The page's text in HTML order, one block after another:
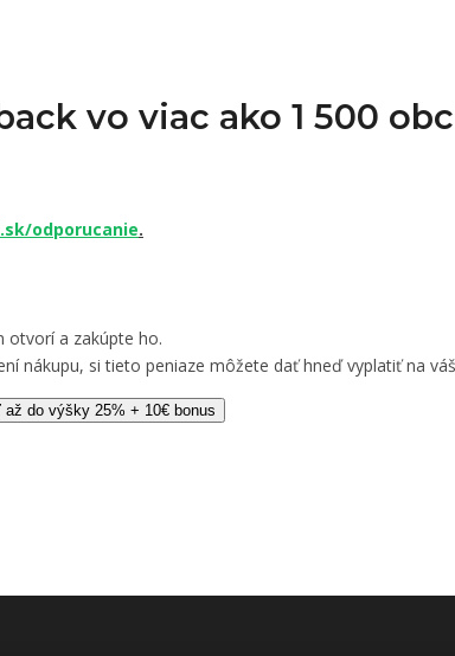
vo viac ako 1 500
odporucanie.
otvorí a zakúpte ho.
nákupu, si tieto peniaze môžete dať hneď vyplatiť na
do výšky 25% + 10€ bonus